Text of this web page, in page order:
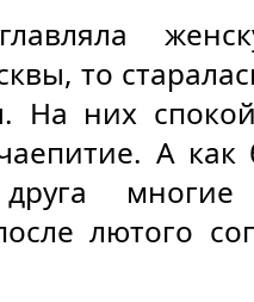
то
На них
А
многие
лютого